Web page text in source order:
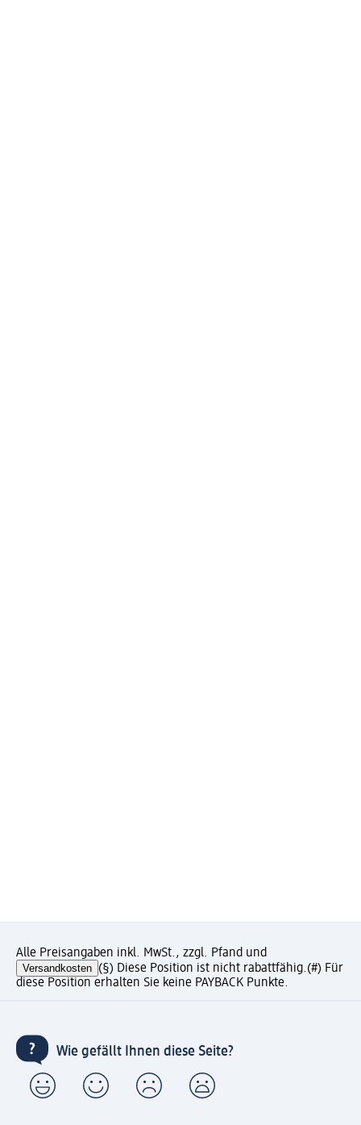
Alle Preisangaben inkl. MwSt., zzgl. Pfand und
Versandkosten (§) Diese Position ist nicht rabattfähig.(#) Für
diese Position erhalten Sie keine PAYBACK Punkte.
Wie gefällt Ihnen diese Seite?